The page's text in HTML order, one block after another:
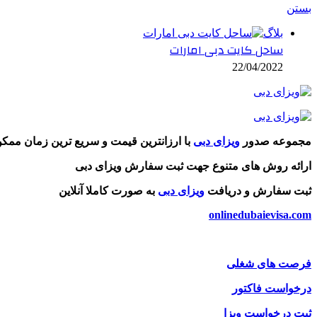
بستن
بلاگ
ساحل کایت دبی امارات
22/04/2022
مجموعه صدور ویزای دبی با ارزانترین قیمت و سریع ترین زمان
ارائه روش های متنوع جهت ثبت سفارش ویزای دبی
ثبت سفارش و دریافت ویزای دبی به صورت کاملا آنلاین
onlinedubaievisa.com
فرصت های شغلی
درخواست فاکتور
ثبت درخواست ویزا